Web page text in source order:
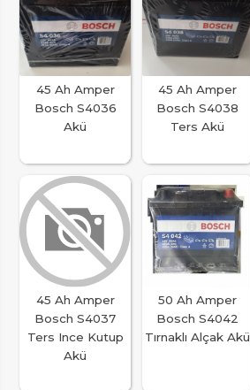
45 Ah Amper
Bosch S4036
Akü
45 Ah Amper
Bosch S4038
Ters Akü
45 Ah Amper
Bosch S4037
Ters Ince Kutup
Akü
50 Ah Amper
Bosch S4042
Tırnaklı Alçak Akü